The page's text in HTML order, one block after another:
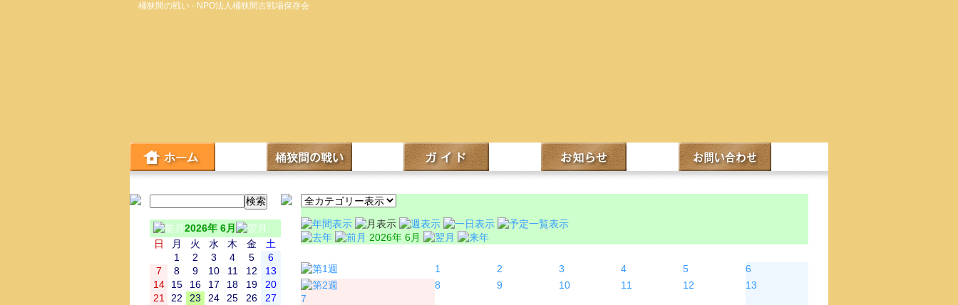
桶狭間の戦い - NPO法人桶狭間古戦場保存会
2026年 6月
日
月 火 水 木 金
土
1
2 3 4 5
6
7
8 9 10 11 12
13
14
15 16 17 18 19
20
21
22 23 24 25 26
27
2026年 6月
1
2 3 4 5 6
7
8 9 10 11 12 13